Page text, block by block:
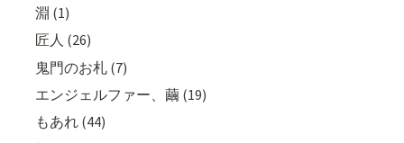
淵 (1)
匠人 (26)
鬼門のお札 (7)
エンジェルファー、繭 (19)
もあれ (44)